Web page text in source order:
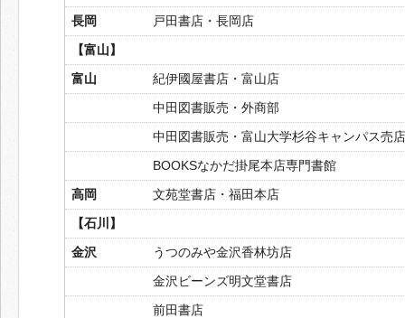
長岡
戸田書店・長岡店
【富山】
富山
紀伊國屋書店・富山店
中田図書販売・外商部
中田図書販売・富山大学杉谷キャンパス売店
BOOKSなかだ掛尾本店専門書館
高岡
文苑堂書店・福田本店
【石川】
金沢
うつのみや金沢香林坊店
金沢ビーンズ明文堂書店
前田書店